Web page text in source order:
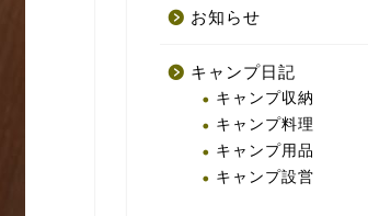
お知らせ
キャンプ日記
キャンプ収納
キャンプ料理
キャンプ用品
キャンプ設営